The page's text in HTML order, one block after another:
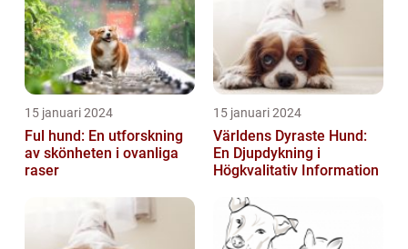
15 januari 2024
Ful hund: En utforskning
av skönheten i ovanliga
raser
15 januari 2024
Världens Dyraste Hund:
En Djupdykning i
Högkvalitativ Information